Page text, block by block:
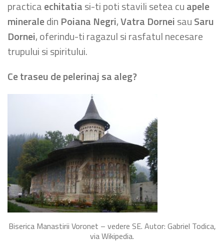
practicaechitatiasi-ti poti stavili setea cuapele
mineraledin Poiana Negri,Vatra DorneisauSaru
Dornei, oferindu-ti ragazul si rasfatul necesare
trupului si spiritului.
Ce traseu de pelerinaj sa aleg?
Biserica Manastirii Voronet – vedere SE. Autor: Gabriel Todica,
via Wikipedia.